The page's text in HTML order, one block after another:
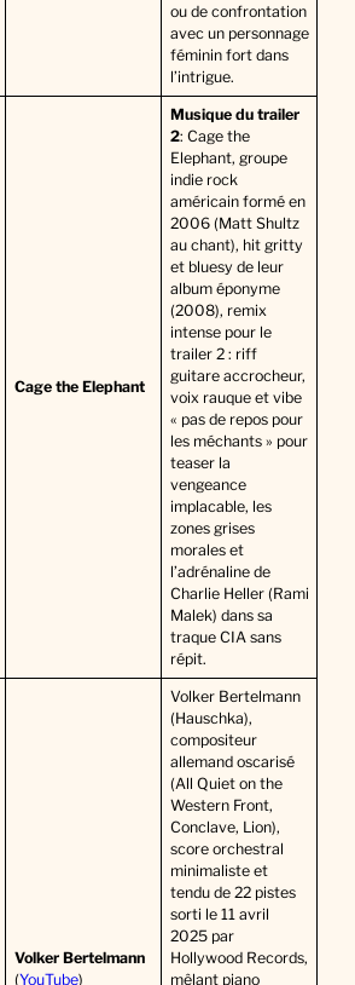
ou de confrontation
avec un personnage
féminin fort dans
l’intrigue.
Cage the Elephant
Musique du trailer
2: Cage the
Elephant, groupe
indie rock
américain formé en
2006 (Matt Shultz
au chant), hit gritty
et bluesy de leur
album éponyme
(2008), remix
intense pour le
trailer 2 : riff
guitare accrocheur,
voix rauque et vibe
« pas de repos pour
les méchants » pour
teaser la
vengeance
implacable, les
zones grises
morales et
l’adrénaline de
Charlie Heller (Rami
Malek) dans sa
traque CIA sans
répit.
Volker Bertelmann
(YouTube)
Volker Bertelmann
(Hauschka),
compositeur
allemand oscarisé
(All Quiet on the
Western Front,
Conclave, Lion),
score orchestral
minimaliste et
tendu de 22 pistes
sorti le 11 avril
2025 par
Hollywood Records,
mêlant piano